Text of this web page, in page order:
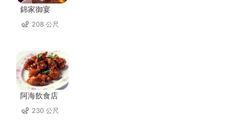
錦家御宴
208 公尺
阿海飲食店
230 公尺